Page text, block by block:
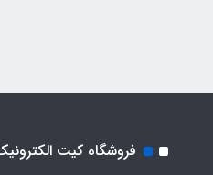
فروشگاه کیت